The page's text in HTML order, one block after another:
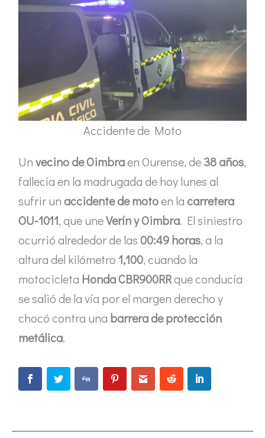
Accidente de Moto
Unvecino de Oimbraen Ourense, de38 años,
fallecía en la madrugada de hoy lunes al
sufrir unaccidente de motoen lacarretera
OU-1011, que uneVerín y Oimbra. El siniestro
ocurrió alrededor de las00:49 horas, a la
altura del kilómetro1,100, cuando la
motocicleta Honda CBR900RRque conducía
se salió de la vía por el margen derecho y
chocó contra una barrera de protección
metálica.